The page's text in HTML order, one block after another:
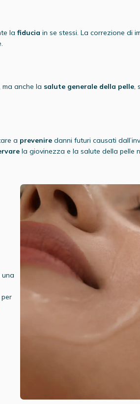
lafiduciain se stessi. La correzione di
anche la salute generale della pelle
a preveniredanni futuri causati
la giovinezza e la salute della pelle
una